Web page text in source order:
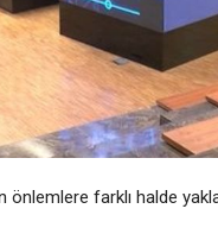
önlemlere farklı halde